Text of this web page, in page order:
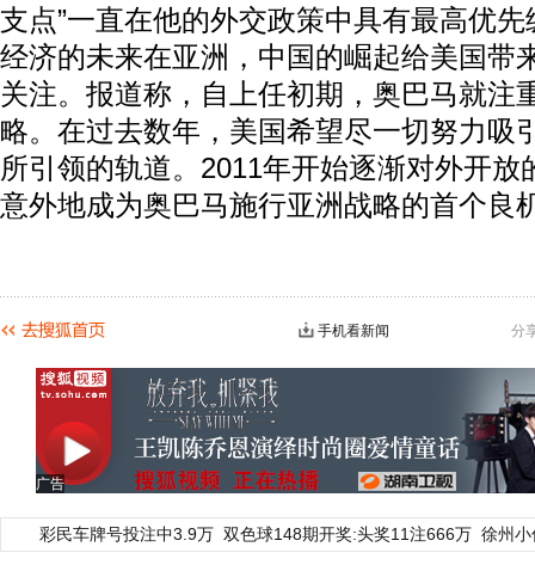
支点”一直在他的外交政策中具有最高优
经济的未来在亚洲，中国的崛起给美国带
关注。报道称，自上任初期，奥巴马就注
略。在过去数年，美国希望尽一切努力吸
所引领的轨道。2011年开始逐渐对外开放
意外地成为奥巴马施行亚洲战略的首个良
分
手机看新闻
广告
彩民车牌号投注中3.9万 双色球148期开奖:头奖11注666万 徐州